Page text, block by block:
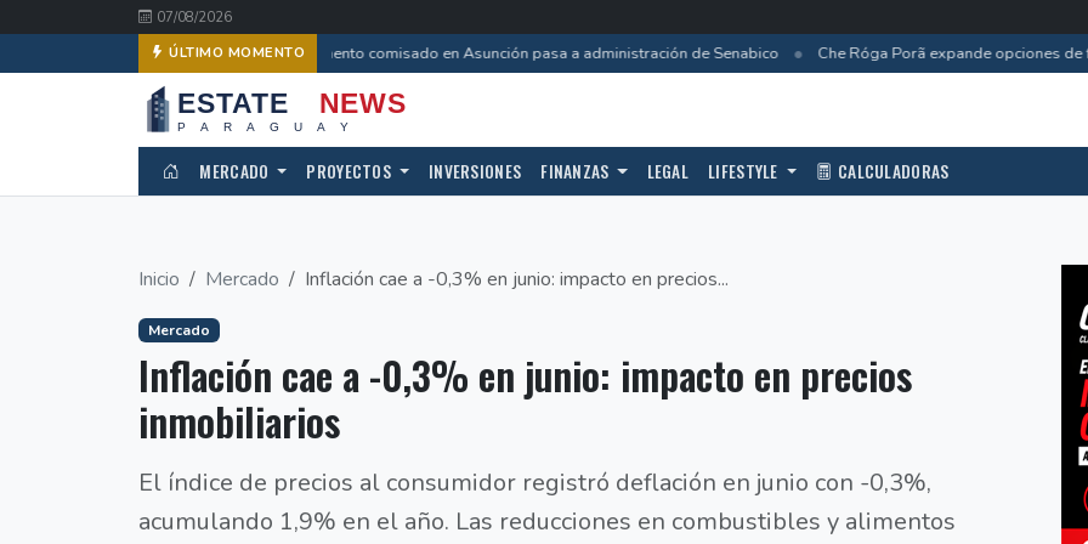
07/08/2026
ÚLTIMO MOMENTODepartamento comisado en Asunción pasa a administración de Senabico • Che Róga Porã expande opciones de
MERCADO PROYECTOS INVERSIONES FINANZAS LEGAL LIFESTYLE CALCULADORAS
Inicio Mercado Inflación cae a -0,3% en junio: impacto en precios...
Mercado
Inflación cae a -0,3% en junio: impacto en precios
inmobiliarios
El índice de precios al consumidor registró deflación en junio con -0,3%,
acumulando 1,9% en el año. Las reducciones en combustibles y alimentos